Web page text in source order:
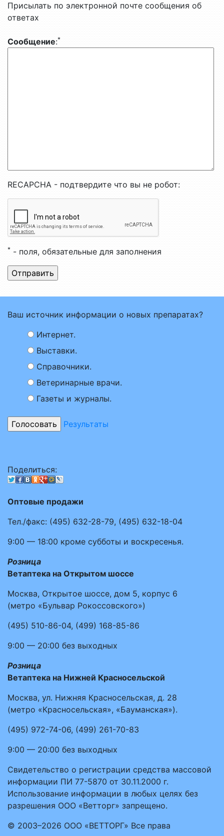
Присылать по электронной почте сообщения об
ответах
Сообщение:*
RECAPCHA - подтвердите что вы не робот:
* - поля, обязательные для заполнения
Ваш источник информации о новых препаратах?
Интернет.
Выставки.
Справочники.
Ветеринарные врачи.
Газеты и журналы.
Результаты
Поделиться:
Оптовые продажи
Тел./факс: (495) 632-28-79, (495) 632-18-04
9:00 — 18:00 кроме субботы и воскресенья.
Розница
Ветаптека на Открытом шоссе
Москва, Открытое шоссе, дом 5, корпус 6
(метро «Бульвар Рокоссовского»)
(495) 510-86-04, (499) 168-85-86
9:00 — 20:00 без выходных
Розница
Ветаптека на Нижней Красносельской
Москва, ул. Нижняя Красносельская, д. 28
(метро «Красносельская», «Бауманская»).
(495) 972-74-06, (499) 261-70-83
9:00 — 20:00 без выходных
Свидетельство о регистрации средства массовой
информации ПИ 77-5870 от 30.11.2000 г.
Использование информации в любых целях без
разрешения ООО «Ветторг» запрещено.
© 2003–2026 ООО «ВЕТТОРГ» Все права